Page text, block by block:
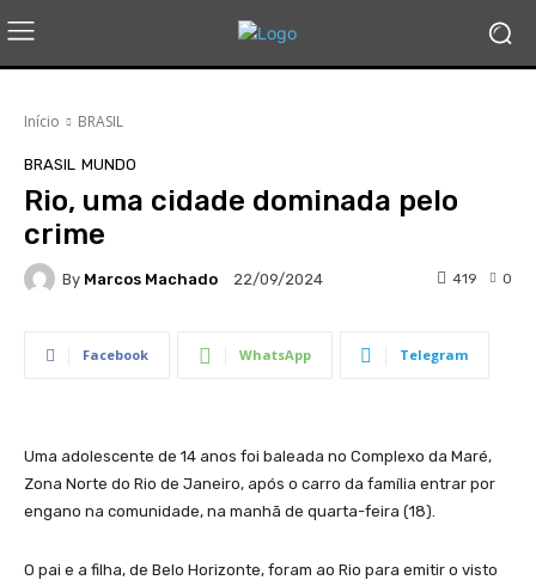
Início BRASIL
BRASIL MUNDO
Rio, uma cidade dominada pelo
crime
By Marcos Machado 22/09/2024 0
419
Facebook WhatsApp Telegram
Uma adolescente de 14 anos foi baleada no Complexo da Maré,
Zona Norte do Rio de Janeiro, após o carro da família entrar por
engano na comunidade, na manhã de quarta-feira (18).
O pai e a filha, de Belo Horizonte, foram ao Rio para emitir o visto